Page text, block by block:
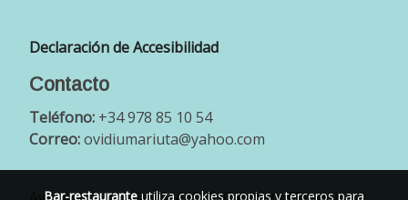
Declaración de Accesibilidad
Contacto
Teléfono: +34 978 85 10 54
Correo:ovidiumariuta@yahoo.com
Bar-restaurante utiliza cookies propias y terceros para